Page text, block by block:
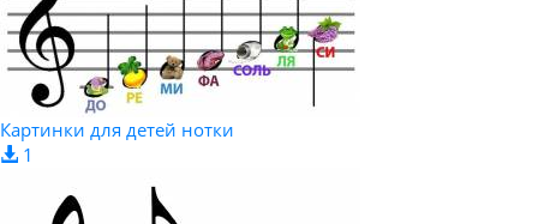
Картинки для детей нотки
1